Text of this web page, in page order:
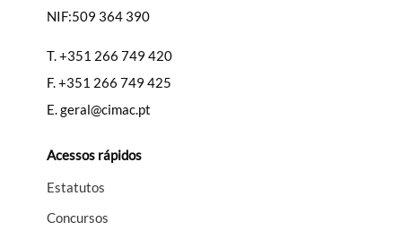
NIF:509 364 390
T.+351 266 749 420
F.+351 266 749 425
E.geral@cimac.pt
Acessos rápidos
Estatutos
Concursos